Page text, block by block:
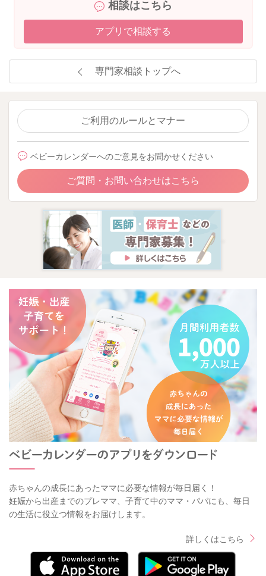
相談はこちら
アプリで相談する
専門家相談トップへ
ご利用のルールとマナー
ベビーカレンダーへのご意見をお聞かせください
ご質問・お問い合わせはこちら
赤ちゃんの成長にあったママに必要な情報が毎日届く！
妊娠から出産までのプレママ、子育て中のママ・パパにも、毎日
の生活に役立つ情報をお届けします。
詳しくはこちら